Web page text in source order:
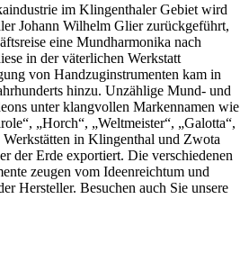
im Klingenthaler Gebiet wird
Johann Wilhelm Glier zurückgeführt,
eine Mundharmonika nach
in der väterlichen Werkstatt
von Handzuginstrumenten kam in
hinzu. Unzählige Mund- und
unter klangvollen Markennamen wie
„Horch“, „Weltmeister“, „Galotta“,
in Klingenthal und Zwota
der Erde exportiert. Die verschiedenen
zeugen vom Ideenreichtum und
Hersteller. Besuchen auch Sie unsere